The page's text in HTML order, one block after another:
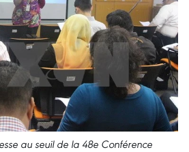
au seuil de la 48e Conférence